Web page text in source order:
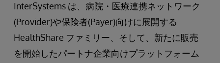
InterSystems は、病院・医療連携ネットワーク
(Provider)や保険者(Payer)向けに展開する
HealthShare ファミリー、そして、新たに販売
を開始したパートナ企業向けプラットフォーム